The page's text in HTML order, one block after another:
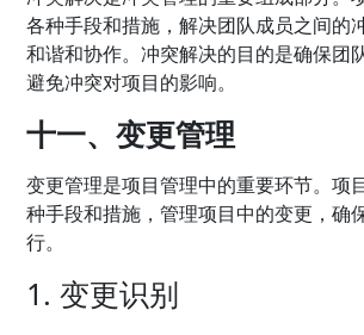
各种手段和措施，解决团队成员之间的
和谐和协作。冲突解决的目的是确保团
避免冲突对项目的影响。
十一、变更管理
变更管理是项目管理中的重要环节。项
种手段和措施，管理项目中的变更，确
行。
1. 变更识别